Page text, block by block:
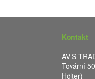
Kontakt
AVIS
Tovární
Hölter)